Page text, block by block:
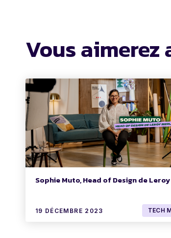
Vous aimerez
Sophie Muto, Head of Design de
19 DÉCEMBRE 2023 TECH